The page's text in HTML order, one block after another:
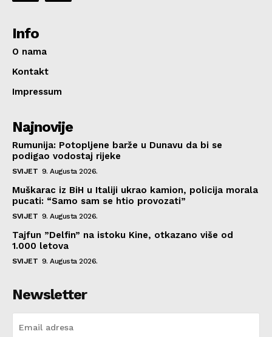
Info
O nama
Kontakt
Impressum
Najnovije
Rumunija: Potopljene barže u Dunavu da bi se
podigao vodostaj rijeke
SVIJET 9. Augusta 2026.
Muškarac iz BiH u Italiji ukrao kamion, policija morala
pucati: “Samo sam se htio provozati”
SVIJET 9. Augusta 2026.
Tajfun ”Delfin” na istoku Kine, otkazano više od
1.000 letova
SVIJET 9. Augusta 2026.
Newsletter